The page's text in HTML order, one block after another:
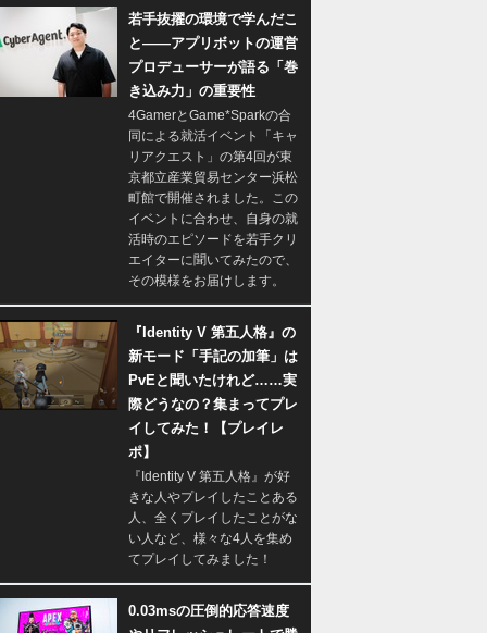
若手抜擢の環境で学んだこ
と――アプリボットの運営
プロデューサーが語る「巻
き込み力」の重要性
4GamerとGame*Sparkの合
同による就活イベント「キャ
リアクエスト」の第4回が東
京都立産業貿易センター浜松
町館で開催されました。この
イベントに合わせ、自身の就
活時のエピソードを若手クリ
エイターに聞いてみたので、
その模様をお届けします。
『Identity V 第五人格』の
新モード「手記の加筆」は
PvEと聞いたけれど……実
際どうなの？集まってプレ
イしてみた！【プレイレ
ポ】
『Identity V 第五人格』が好
きな人やプレイしたことある
人、全くプレイしたことがな
い人など、様々な4人を集め
てプレイしてみました！
0.03msの圧倒的応答速度